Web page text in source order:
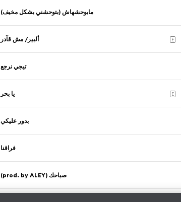
مابوحشهاش (بتوحشني بشكل مخيف)
ألبير/ مش قآدر E
تيجي نرجع
يا بحر E
بدور عليكي
فراقنا
صباحك (prod. by ALEY)